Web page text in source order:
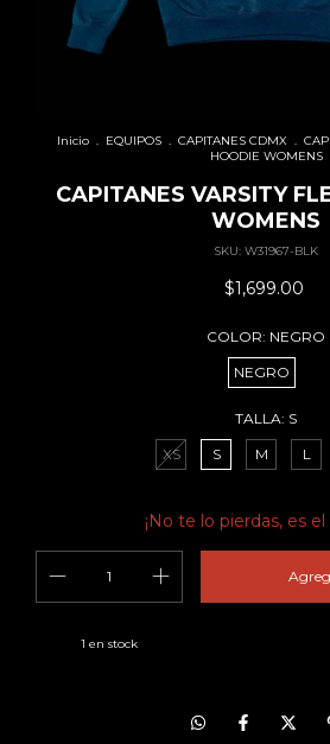
Inicio . EQUIPOS . CAPITANES CDMX .
HOODIE WOMENS
CAPITANES VARSITY
WOMENS
SKU: W31967-BLK
$1,699.00
COLOR: NEGRO
NEGRO
TALLA: S
XS
S M L
¡No te lo pierdas, es
1 en stock